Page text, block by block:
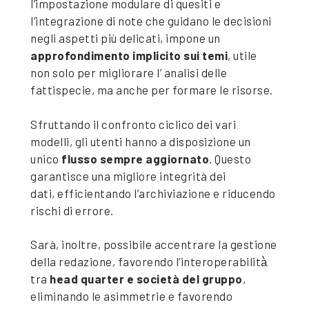
l’impostazione modulare di quesiti e
l’integrazione di note che guidano le decisioni
negli aspetti più delicati, impone un
approfondimento implicito sui temi, utile
non solo per migliorare l’ analisi delle
fattispecie, ma anche per formare le risorse.
Sfruttando il confronto ciclico dei vari
modelli, gli utenti hanno a disposizione un
unico flusso sempre aggiornato. Questo
garantisce una migliore integrità dei
dati, efficientando l’archiviazione e riducendo
rischi di errore.
Sarà, inoltre, possibile accentrare la gestione
della redazione, favorendo l’interoperabilità̀
tra head quarter e società del gruppo,
eliminando le asimmetrie e favorendo